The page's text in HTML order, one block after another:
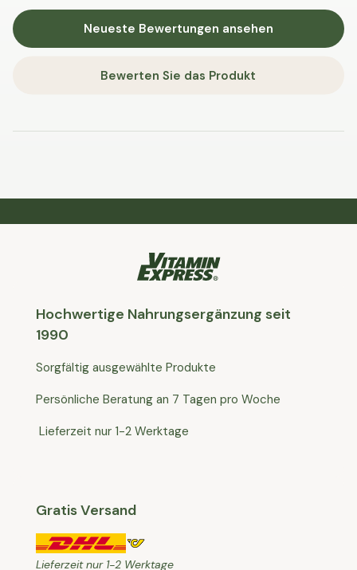
Neueste Bewertungen ansehen
Bewerten Sie das Produkt
Hochwertige Nahrungsergänzung seit
1990
Sorgfältig ausgewählte Produkte
Persönliche Beratung an 7 Tagen pro Woche
Lieferzeit nur 1-2 Werktage
Gratis Versand
Lieferzeit nur 1-2 Werktage